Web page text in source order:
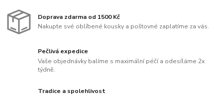
Doprava zdarma od 1500 Kč
Nakupte své oblíbené kousky a poštovné zaplatíme za vás.
Pečlivá expedice
Vaše objednávky balíme s maximální péčí a odesíláme 2x
týdně.
Tradice a spolehlivost